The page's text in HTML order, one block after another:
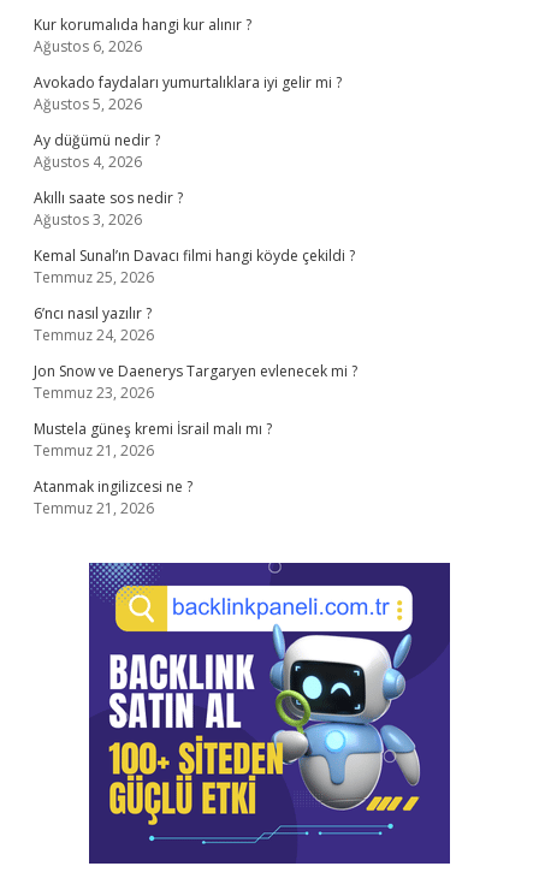
Kur korumalıda hangi kur alınır ?
Ağustos 6, 2026
Avokado faydaları yumurtalıklara iyi gelir mi ?
Ağustos 5, 2026
Ay düğümü nedir ?
Ağustos 4, 2026
Akıllı saate sos nedir ?
Ağustos 3, 2026
Kemal Sunal’ın Davacı filmi hangi köyde çekildi ?
Temmuz 25, 2026
6’ncı nasıl yazılır ?
Temmuz 24, 2026
Jon Snow ve Daenerys Targaryen evlenecek mi ?
Temmuz 23, 2026
Mustela güneş kremi İsrail malı mı ?
Temmuz 21, 2026
Atanmak ingilizcesi ne ?
Temmuz 21, 2026